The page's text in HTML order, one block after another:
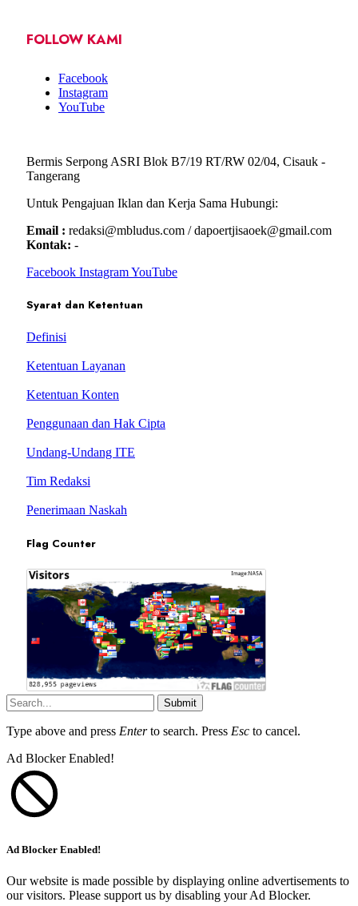
FOLLOW KAMI
Facebook
Instagram
YouTube
Bermis Serpong ASRI Blok B7/19 RT/RW 02/04, Cisauk -
Tangerang
Untuk Pengajuan Iklan dan Kerja Sama Hubungi:
Email : redaksi@mbludus.com / dapoertjisaoek@gmail.com
Kontak: -
Facebook InstagramYouTube
Syarat dan Ketentuan
Definisi
Ketentuan Layanan
Ketentuan Konten
Penggunaan dan Hak Cipta
Undang-Undang ITE
Tim Redaksi
Penerimaan Naskah
Flag Counter
Submit
Type above and press Enterto search. Press Esc to cancel.
Ad Blocker Enabled!
Ad Blocker Enabled!
Our website is made possible by displaying online advertisements to
our visitors. Please support us by disabling your Ad Blocker.